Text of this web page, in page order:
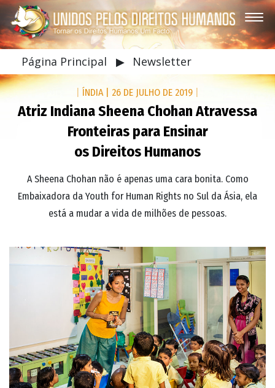
Página Principal ▶ Newsletter
ÍNDIA 26 DE JULHO DE 2019
Atriz Indiana Sheena Chohan Atravessa
Fronteiras para Ensinar
os Direitos Humanos
A Sheena Chohan não é apenas uma cara bonita. Como
Embaixadora da Youth for Human Rights no Sul da Ásia, ela
está a mudar a vida de milhões de pessoas.